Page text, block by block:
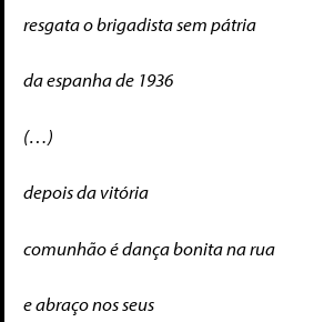
resgata o brigadista sem pátria
da espanha de 1936
(…)
depois da vitória
comunhão é dança bonita na rua
e abraço nos seus